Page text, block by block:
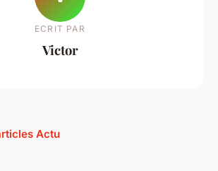
ECRIT PAR
Victor
Actu